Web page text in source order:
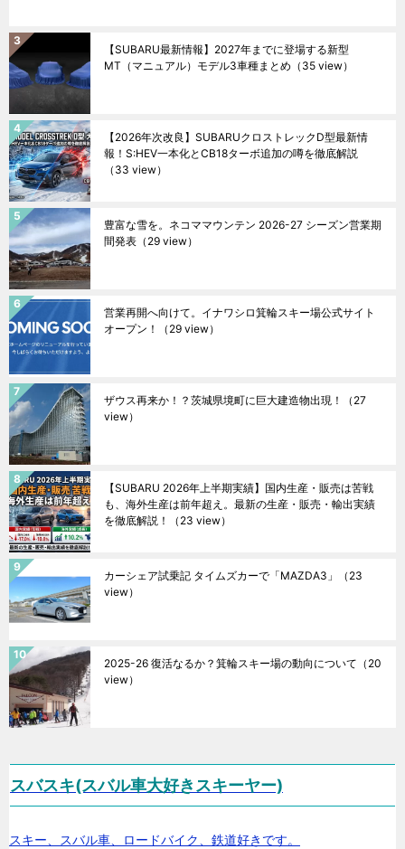
【SUBARU最新情報】2027年までに登場する新型
MT（マニュアル）モデル3車種まとめ （35 view）
【2026年次改良】SUBARUクロストレックD型最新情
報！S:HEV一本化とCB18ターボ追加の噂を徹底解説
（33 view）
豊富な雪を。ネコママウンテン 2026-27 シーズン営業期
間発表 （29 view）
営業再開へ向けて。イナワシロ箕輪スキー場公式サイト
オープン！
（29 view）
ザウス再来か！？茨城県境町に巨大建造物出現！
（27
view）
【SUBARU 2026年上半期実績】国内生産・販売は苦戦
も、海外生産は前年超え。最新の生産・販売・輸出実績
を徹底解説！
（23 view）
カーシェア試乗記 タイムズカーで「MAZDA3」
（23
view）
2025-26 復活なるか？箕輪スキー場の動向について （20
view）
スバスキ(スバル車大好きスキーヤー)
スキー、スバル車、ロードバイク、鉄道好きです。